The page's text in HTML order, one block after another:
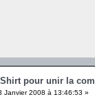
Shirt pour unir la
Janvier 2008 à 13:46:53 »